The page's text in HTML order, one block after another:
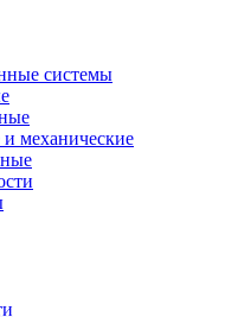
системы
механические